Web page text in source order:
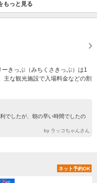
もっと見る
きっぷ（みちくさきっぷ）は1
主な観光施設で入場料金などの割
でしたが、朝の早い時間でしたの
by ラッコちゃんさん
ネット予約OK